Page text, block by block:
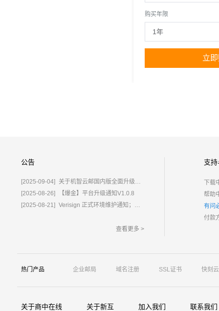
购买年限
立
公告
[2025-09-04]
关于机智云邮国内版全面升级为%E2%80%9C鲸炫邮%E2%80%9D的通知
[2025-08-26]
【爆金】平台升级通知V1.0.8
[2025-08-21] Verisign 正式环境维护通知；含域名.com/.net
查看更多 >
支
下载
帮助
有问
付款
热门产品 企业邮局 域名注册 SSL证书 快刻云
关于商中在线 关于新互 加入我们 联系我们